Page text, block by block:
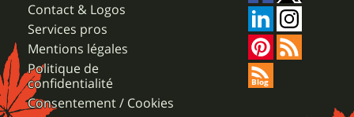
Contact & Logos
Services pros
Mentions légales
Politique de
confidentialité
Consentement / Cookies